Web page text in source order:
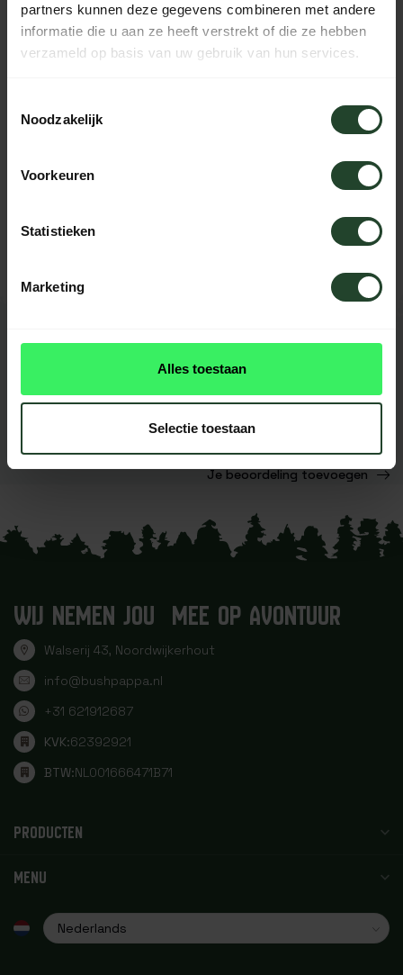
partners kunnen deze gegevens combineren met andere
informatie die u aan ze heeft verstrekt of die ze hebben
verzameld op basis van uw gebruik van hun services.
Noodzakelijk
Voorkeuren
Statistieken
Marketing
Alles toestaan
Selectie toestaan
PRODUCTOMSCHRIJVING
REVIEWS
Dit product heeft nog geen
Je beoordeling toevoegen
WIJ NEMEN JOU MEE OP AVONTUUR
Walserij 43, Noordwijkerhout
info@bushpappa.nl
+31 621912687
KVK:62392921
BTW:NL001666471B71
PRODUCTEN
MENU